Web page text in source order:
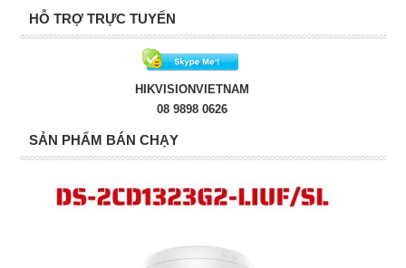
HỖ TRỢ TRỰC TUYẾN
HIKVISIONVIETNAM
08 9898 0626
SẢN PHẨM BÁN CHẠY